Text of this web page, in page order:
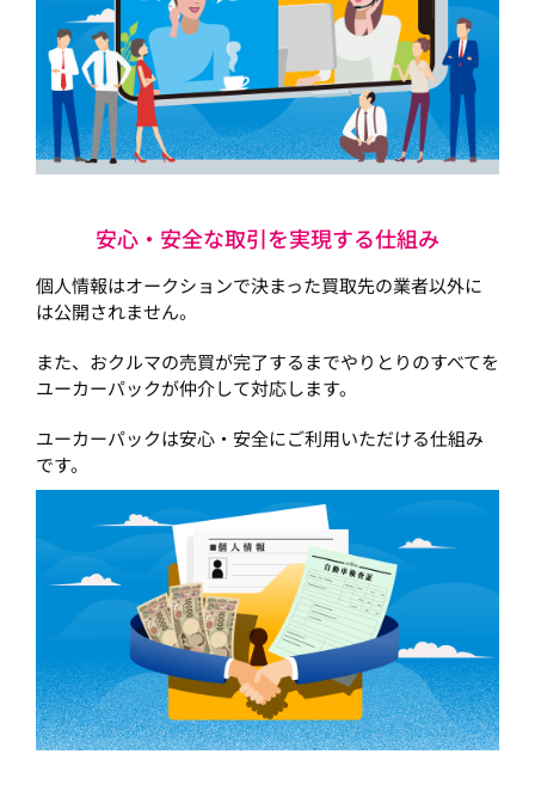
安心・安全な取引を実現する仕組み
個人情報はオークションで決まった買取先の業者以外に
は公開されません。
また、おクルマの売買が完了するまでやりとりのすべてを
ユーカーパックが仲介して対応します。
ユーカーパックは安心・安全にご利用いただける仕組み
です。